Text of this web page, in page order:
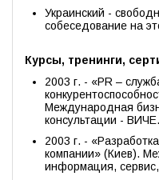
Украинский -
собеседование на
Курсы, тренинги,
2003 г. - «PR –
Международная
консультации - ВИЧЕ.
2003 г. -
компании» (Киев).
информация,